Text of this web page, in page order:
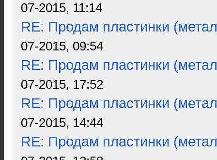
07-2015, 11:14
RE: Продам пластинки
07-2015, 09:54
RE: Продам пластинки
07-2015, 17:52
RE: Продам пластинки
07-2015, 14:44
RE: Продам пластинки